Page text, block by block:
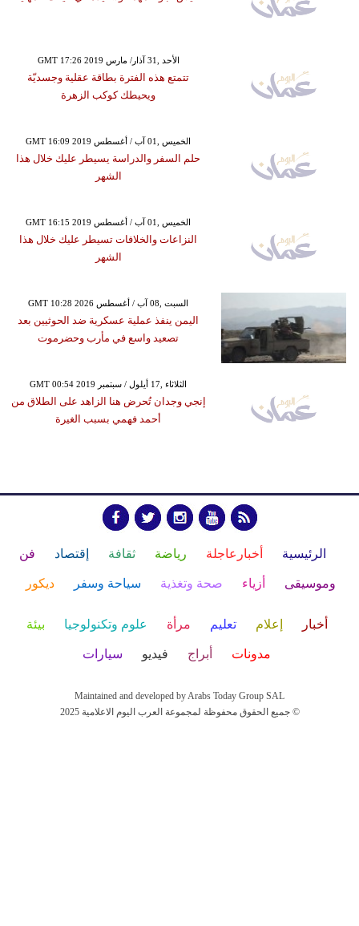
GMT 17:26 2019 الأحد ,31 آذار/ مارس
تتمتع هذه الفترة بطاقة عقلية وجسديّة
ويحيطك كوكب الزهرة
GMT 16:09 2019 الخميس ,01 آب / أغسطس
حلم السفر والدراسة يسيطر عليك خلال هذا
الشهر
GMT 16:15 2019 الخميس ,01 آب / أغسطس
النزاعات والخلافات تسيطر عليك خلال هذا
الشهر
GMT 10:28 2026 السبت ,08 آب / أغسطس
اليمن ينفذ عملية عسكرية ضد الحوثيين بعد
تصعيد واسع في مأرب وحضرموت
GMT 00:54 2019 الثلاثاء ,17 أيلول / سبتمبر
إنجي وجدان تُحرض هنا الزاهد على الطلاق من
أحمد فهمي بسبب الغيرة
الرئيسية أخبارعاجلة رياضة ثقافة إقتصاد فن
وموسيقى أزياء صحة وتغذية سياحة وسفر ديكور
أخبار إعلام تعليم مرأة علوم وتكنولوجيا بيئة
مدونات أبراج فيديو سيارات
Maintained and developed by Arabs Today Group SAL
جميع الحقوق محفوظة لمجموعة العرب اليوم الاعلامية 2025 ©